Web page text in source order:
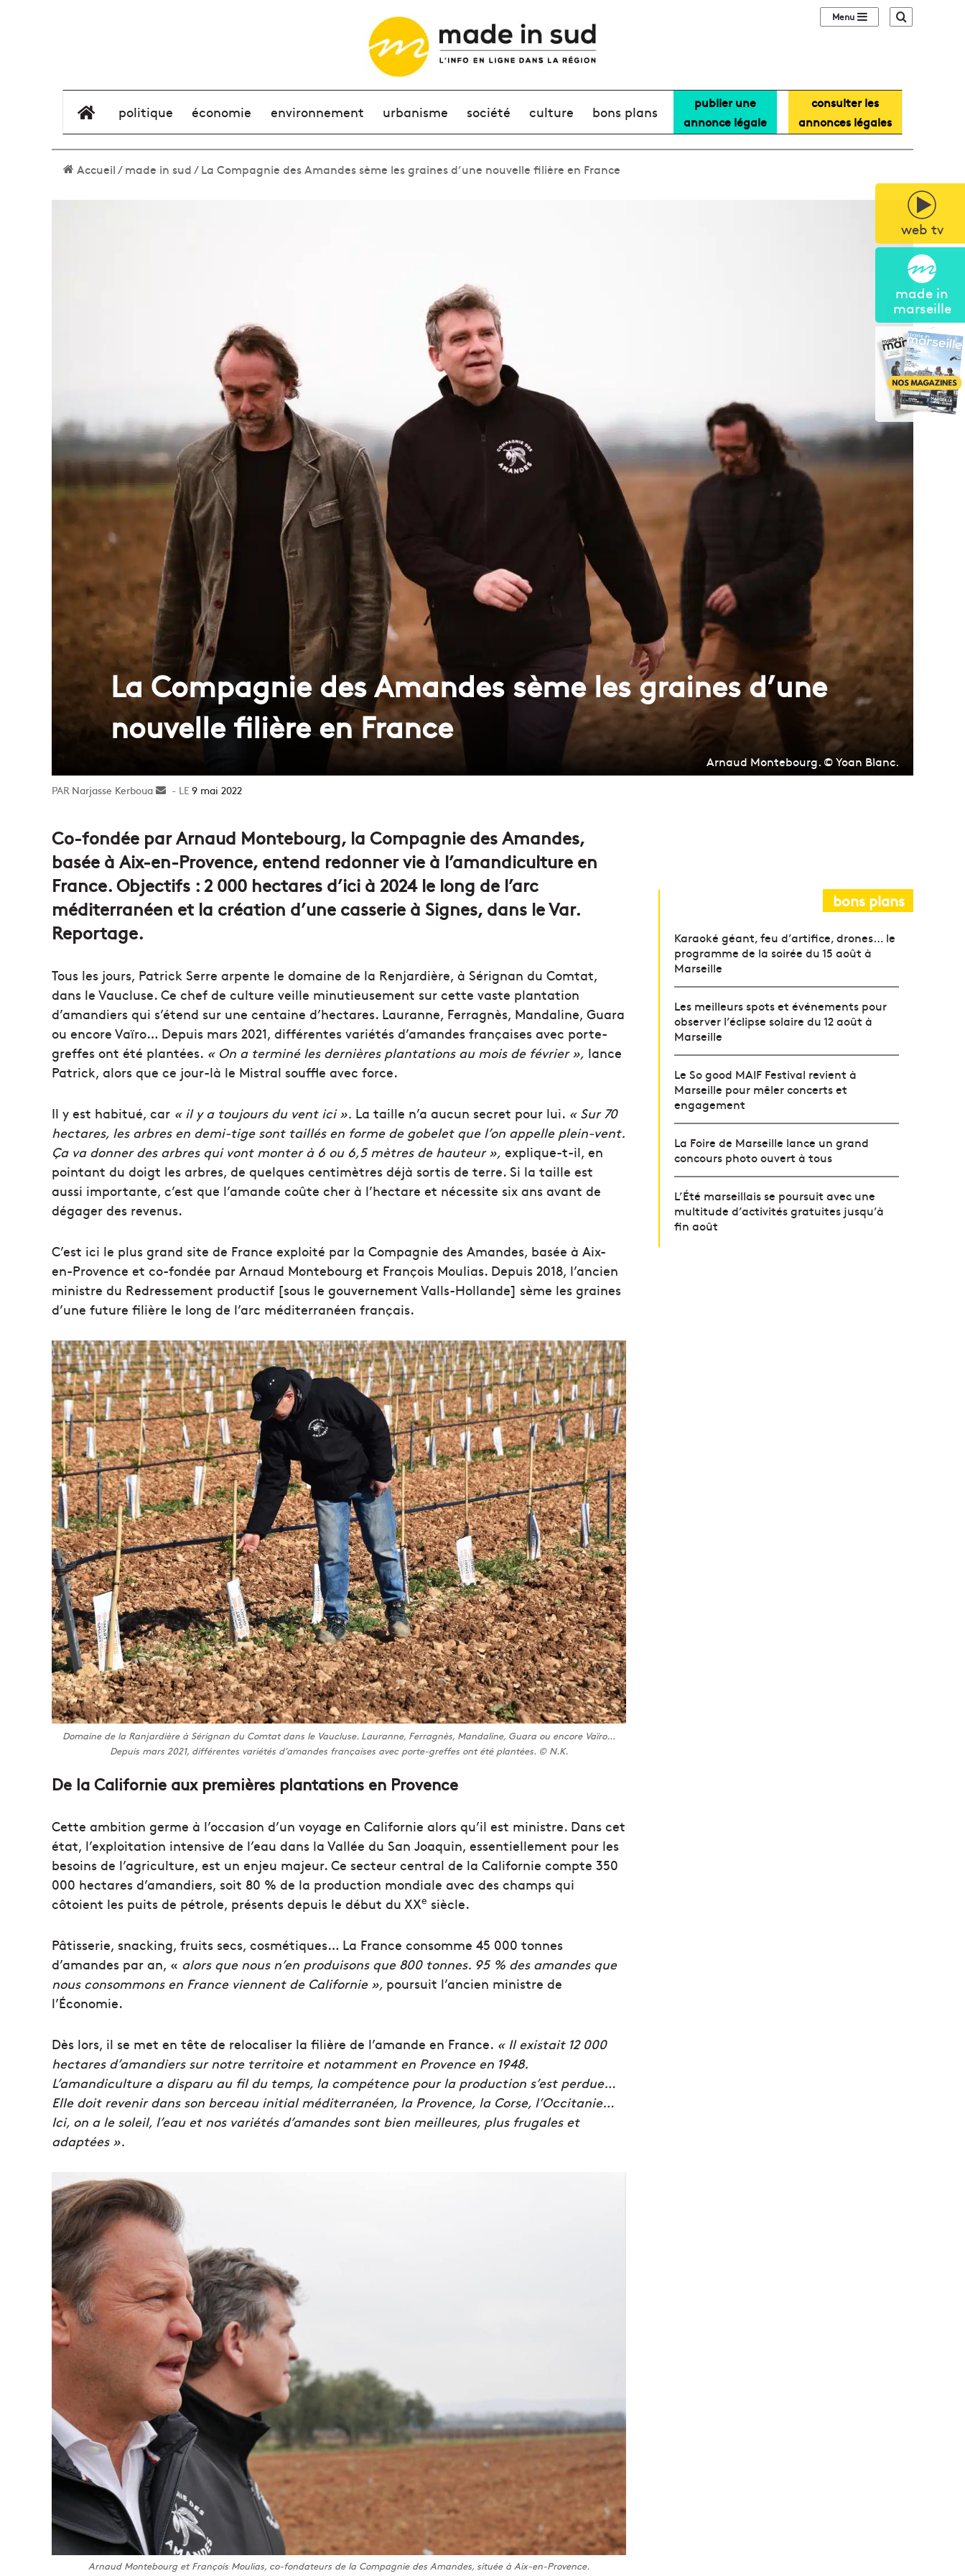
web tv
made in
marseille
Sidebar (barre
élément de menu
politique économie environnement urbanisme société culture bons plans
publier une
annonce légale
consulter les
annonces légales
Accueil/made in sud/La Compagnie des Amandes sème les graines d’une nouvelle filière en France
La Compagnie des Amandes sème les graines d’une
nouvelle filière en France
Arnaud Montebourg. © Yoan Blanc.
Narjasse Kerboua
Envoyer9 mai 2022
Co-fondée par Arnaud Montebourg, la Compagnie des Amandes,
basée à Aix-en-Provence, entend redonner vie à l’amandiculture en
France. Objectifs : 2 000 hectares d’ici à 2024 le long de l’arc
méditerranéen et la création d’une casserie à Signes, dans le Var.
Reportage.
Tous les jours, Patrick Serre arpente le domaine de la Renjardière, à Sérignan du Comtat,
dans le Vaucluse. Ce chef de culture veille minutieusement sur cette vaste plantation
d’amandiers qui s’étend sur une centaine d’hectares. Lauranne, Ferragnès, Mandaline, Guara
ou encore Vaïro… Depuis mars 2021, différentes variétés d’amandes françaises avec porte-
greffes ont été plantées. « On a terminé les dernières plantations au mois de février », lance
Patrick, alors que ce jour-là le Mistral souffle avec force.
Il y est habitué, car « il y a toujours du vent ici ». La taille n’a aucun secret pour lui. « Sur 70
hectares, les arbres en demi-tige sont taillés en forme de gobelet que l’on appelle plein-vent.
Ça va donner des arbres qui vont monter à 6 ou 6,5 mètres de hauteur », explique-t-il, en
pointant du doigt les arbres, de quelques centimètres déjà sortis de terre. Si la taille est
aussi importante, c’est que l’amande coûte cher à l’hectare et nécessite six ans avant de
dégager des revenus.
C’est ici le plus grand site de France exploité par la Compagnie des Amandes, basée à Aix-
en-Provence et co-fondée par Arnaud Montebourg et François Moulias. Depuis 2018, l’ancien
ministre du Redressement productif [sous le gouvernement Valls-Hollande] sème les graines
d’une future filière le long de l’arc méditerranéen français.
Domaine de la Ranjardière à Sérignan du Comtat dans le Vaucluse. Lauranne, Ferragnès, Mandaline, Guara ou encore Vaïro…
Depuis mars 2021, différentes variétés d’amandes françaises avec porte-greffes ont été plantées. © N.K.
De la Californie aux premières plantations en Provence
Cette ambition germe à l’occasion d’un voyage en Californie alors qu’il est ministre. Dans cet
état, l’exploitation intensive de l’eau dans la Vallée du San Joaquin, essentiellement pour les
besoins de l’agriculture, est un enjeu majeur. Ce secteur central de la Californie compte 350
000 hectares d’amandiers, soit 80 % de la production mondiale avec des champs qui
côtoient les puits de pétrole, présents depuis le début du XXe siècle.
Pâtisserie, snacking, fruits secs, cosmétiques… La France consomme 45 000 tonnes
d’amandes par an, « alors que nous n’en produisons que 800 tonnes. 95 % des amandes que
nous consommons en France viennent de Californie », poursuit l’ancien ministre de
l’Économie.
Dès lors, il se met en tête de relocaliser la filière de l’amande en France. « Il existait 12 000
hectares d’amandiers sur notre territoire et notamment en Provence en 1948.
L’amandiculture a disparu au fil du temps, la compétence pour la production s’est perdue…
Elle doit revenir dans son berceau initial méditerranéen, la Provence, la Corse, l’Occitanie…
Ici, on a le soleil, l’eau et nos variétés d’amandes sont bien meilleures, plus frugales et
adaptées ».
Arnaud Montebourg et François Moulias, co-fondateurs de la Compagnie des Amandes, située à Aix-en-Provence.
bons plans
Karaoké géant, feu d’artifice, drones… le
programme de la soirée du 15 août à
Marseille
Les meilleurs spots et événements pour
observer l’éclipse solaire du 12 août à
Marseille
Le So good MAIF Festival revient à
Marseille pour mêler concerts et
engagement
La Foire de Marseille lance un grand
concours photo ouvert à tous
L’Été marseillais se poursuit avec une
multitude d’activités gratuites jusqu’à
fin août